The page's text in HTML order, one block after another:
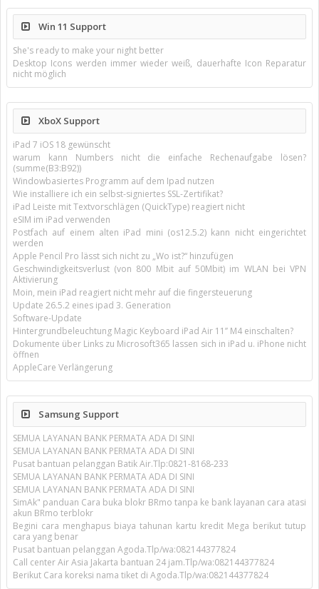
Win 11 Support
She's ready to make your night better
Desktop Icons werden immer wieder weiß, dauerhafte Icon Reparatur
nicht möglich
XboX Support
iPad 7 iOS 18 gewünscht
warum kann Numbers nicht die einfache Rechenaufgabe lösen?
(summe(B3:B92))
Windowbasiertes Programm auf dem Ipad nutzen
Wie installiere ich ein selbst-signiertes SSL-Zertifikat?
iPad Leiste mit Textvorschlägen (QuickType) reagiert nicht
eSIM im iPad verwenden
Postfach auf einem alten iPad mini (os12.5.2) kann nicht eingerichtet
werden
Apple Pencil Pro lässt sich nicht zu „Wo ist?“ hinzufügen
Geschwindigkeitsverlust (von 800 Mbit auf 50Mbit) im WLAN bei VPN
Aktivierung
Moin, mein iPad reagiert nicht mehr auf die fingersteuerung
Update 26.5.2 eines ipad 3. Generation
Software-Update
Hintergrundbeleuchtung Magic Keyboard iPad Air 11’’ M4 einschalten?
Dokumente über Links zu Microsoft365 lassen sich in iPad u. iPhone nicht
öffnen
AppleCare Verlängerung
Samsung Support
SEMUA LAYANAN BANK PERMATA ADA DI SINI
SEMUA LAYANAN BANK PERMATA ADA DI SINI
Pusat bantuan pelanggan Batik Air.Tlp:0821-8168-233
SEMUA LAYANAN BANK PERMATA ADA DI SINI
SEMUA LAYANAN BANK PERMATA ADA DI SINI
SimAk" panduan Cara buka blokr BRmo tanpa ke bank layanan cara atasi
akun BRmo terblokr
Begini cara menghapus biaya tahunan kartu kredit Mega berikut tutup
cara yang benar
Pusat bantuan pelanggan Agoda.Tlp/wa:082144377824
Call center Air Asia Jakarta bantuan 24 jam.Tlp/wa:082144377824
Berikut Cara koreksi nama tiket di Agoda.Tlp/wa:082144377824